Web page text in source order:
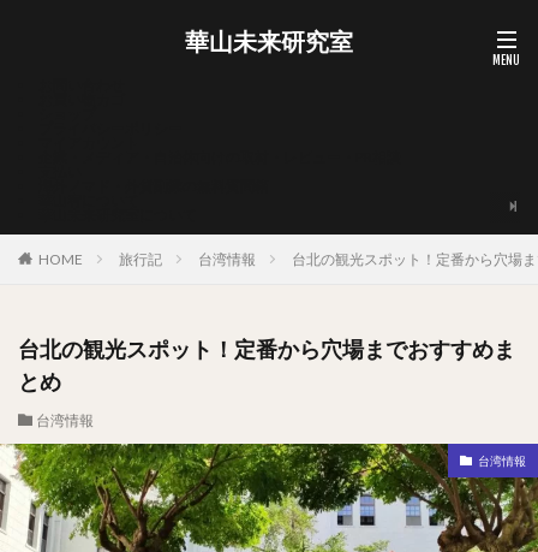
華山未来研究室
HOME 旅行記 台湾情報 台北の観光スポット！定番から穴場
台北の観光スポット！定番から穴場までおすすめま
とめ
台湾情報
台湾情報